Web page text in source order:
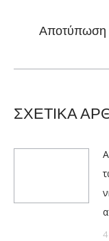
Αποτύπωση
ΣΧΕΤΙΚΑ